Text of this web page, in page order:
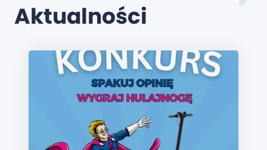
Aktualności